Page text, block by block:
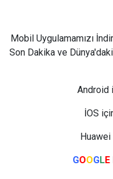
Mobil Uygulamamızı
Son Dakika ve
Android
İOS
Huawei
GOOGLE